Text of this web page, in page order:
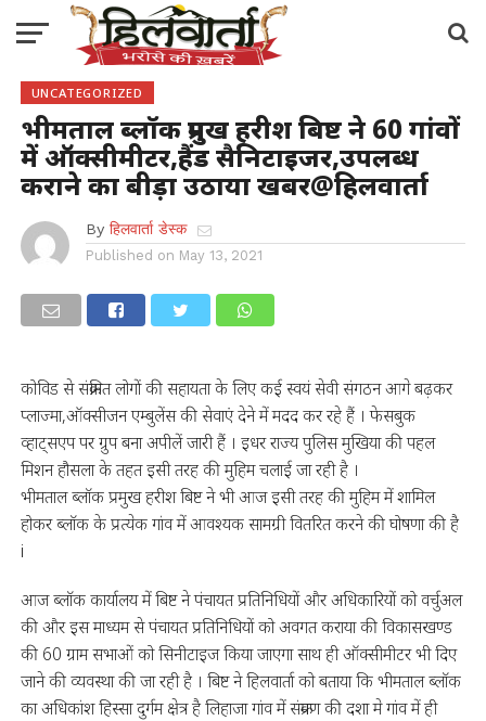
UNCATEGORIZED
भीमताल ब्लॉक प्रमुख हरीश बिष्ट ने 60 गांवों
में ऑक्सीमीटर,हैंड सैनिटाइजर,उपलब्ध
कराने का बीड़ा उठाया खबर@हिलवार्ता
By हिलवार्ता डेस्क
Published on May 13, 2021
कोविड से संक्रमित लोगों की सहायता के लिए कई स्वयं सेवी संगठन आगे बढ़कर
प्लाज्मा,ऑक्सीजन एम्बुलेंस की सेवाएं देने में मदद कर रहे हैं । फेसबुक
व्हाट्सएप पर ग्रुप बना अपीलें जारी हैं । इधर राज्य पुलिस मुखिया की पहल
मिशन हौसला के तहत इसी तरह की मुहिम चलाई जा रही है ।
भीमताल ब्लॉक प्रमुख हरीश बिष्ट ने भी आज इसी तरह की मुहिम में शामिल
होकर ब्लॉक के प्रत्येक गांव में आवश्यक सामग्री वितरित करने की घोषणा की है
i
आज ब्लॉक कार्यालय में बिष्ट ने पंचायत प्रतिनिधियों और अधिकारियों को वर्चुअल
की और इस माध्यम से पंचायत प्रतिनिधियों को अवगत कराया की विकासखण्ड
की 60 ग्राम सभाओं को सिनीटाइज किया जाएगा साथ ही ऑक्सीमीटर भी दिए
जाने की व्यवस्था की जा रही है । बिष्ट ने हिलवार्ता को बताया कि भीमताल ब्लॉक
का अधिकांश हिस्सा दुर्गम क्षेत्र है लिहाजा गांव में संक्रमण की दशा मे गांव में ही